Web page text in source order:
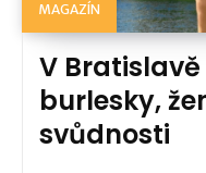
MAGAZÍN
V
burlesky,
svůdnosti